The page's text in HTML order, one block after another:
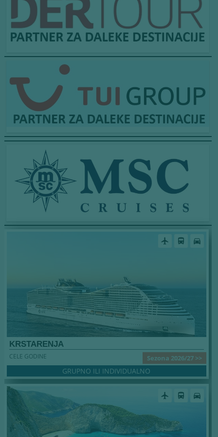
airplanemode_active directions_bus directions_car
KRSTARENJA
Sezona 2026/27 >>
CELE GODINE
GRUPNO ILI INDIVIDUALNO
airplanemode_active directions_bus directions_car